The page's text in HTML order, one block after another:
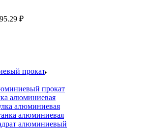
₽
прокат
прокат
алюминиевая
алюминиевая
алюминиевая
алюминиевый